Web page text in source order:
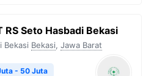
Seto Hasbadi Bekasi
Bekasi Bekasi, Jawa Barat
- 50 Juta